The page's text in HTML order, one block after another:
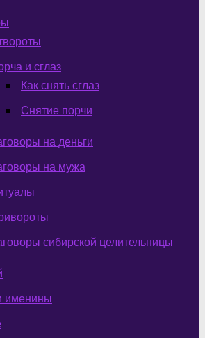
и сглаз
Как снять сглаз
Снятие порчи
на деньги
на мужа
сибирской целительницы
именины